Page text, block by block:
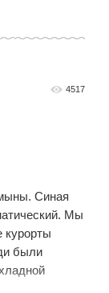
4517
Синая
Мы
курорты
были
большие